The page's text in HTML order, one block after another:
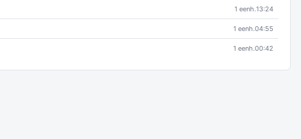
1 eenh.13:24
1 eenh.04:55
1 eenh.00:42